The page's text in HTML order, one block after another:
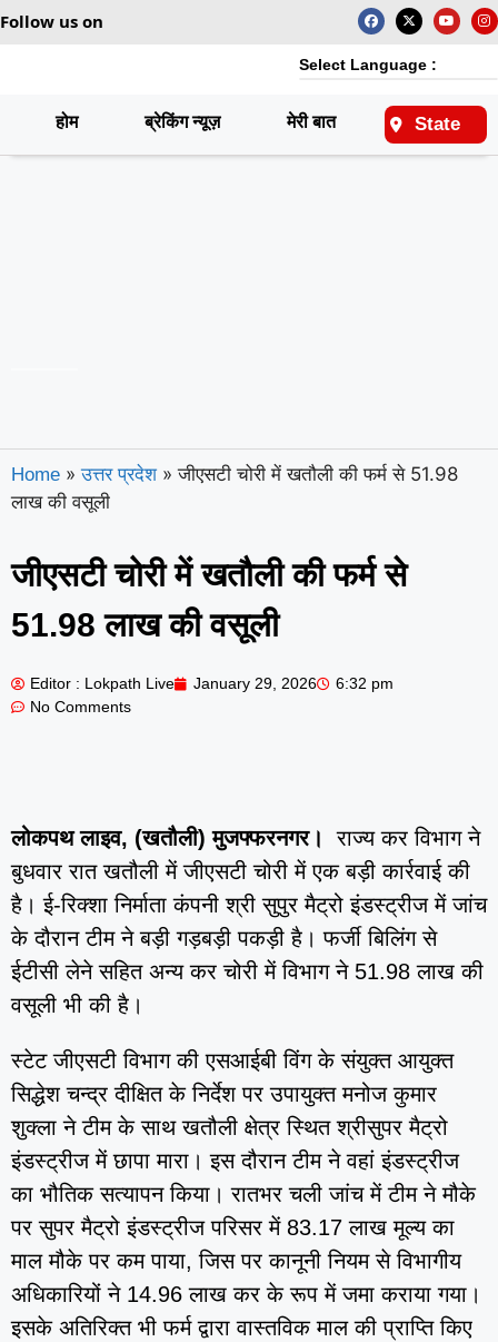
Follow us on
Select Language :
होम ब्रेकिंग न्यूज़ मेरी बात राष्ट्रीय
State
Home » उत्तर प्रदेश » जीएसटी चोरी में खतौली की फर्म से 51.98
लाख की वसूली
जीएसटी चोरी में खतौली की फर्म से
51.98 लाख की वसूली
Editor : Lokpath Live January 29, 2026
6:32 pm
No Comments
लोकपथ लाइव, (खतौली) मुजफ्फरनगर।
राज्य कर विभाग ने
बुधवार रात खतौली में जीएसटी चोरी में एक बड़ी कार्रवाई की
है। ई-रिक्शा निर्माता कंपनी श्री सुपुर मैट्रो इंडस्ट्रीज में जांच
के दौरान टीम ने बड़ी गड़बड़ी पकड़ी है। फर्जी बिलिंग से
ईटीसी लेने सहित अन्य कर चोरी में विभाग ने 51.98 लाख की
वसूली भी की है।
स्टेट जीएसटी विभाग की एसआईबी विंग के संयुक्त आयुक्त
सिद्धेश चन्द्र दीक्षित के निर्देश पर उपायुक्त मनोज कुमार
शुक्ला ने टीम के साथ खतौली क्षेत्र स्थित श्रीसुपर मैट्रो
इंडस्ट्रीज में छापा मारा। इस दौरान टीम ने वहां इंडस्ट्रीज
का भौतिक सत्यापन किया। रातभर चली जांच में टीम ने मौके
पर सुपर मैट्रो इंडस्ट्रीज परिसर में 83.17 लाख मूल्य का
माल मौके पर कम पाया, जिस पर कानूनी नियम से विभागीय
अधिकारियों ने 14.96 लाख कर के रूप में जमा कराया गया।
इसके अतिरिक्त भी फर्म द्वारा वास्तविक माल की प्राप्ति किए